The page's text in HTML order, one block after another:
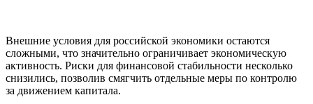
Внешние условия для российской экономики остаются
сложными, что значительно ограничивает экономическую
активность. Риски для финансовой стабильности несколько
снизились, позволив смягчить отдельные меры по контролю
за движением капитала.